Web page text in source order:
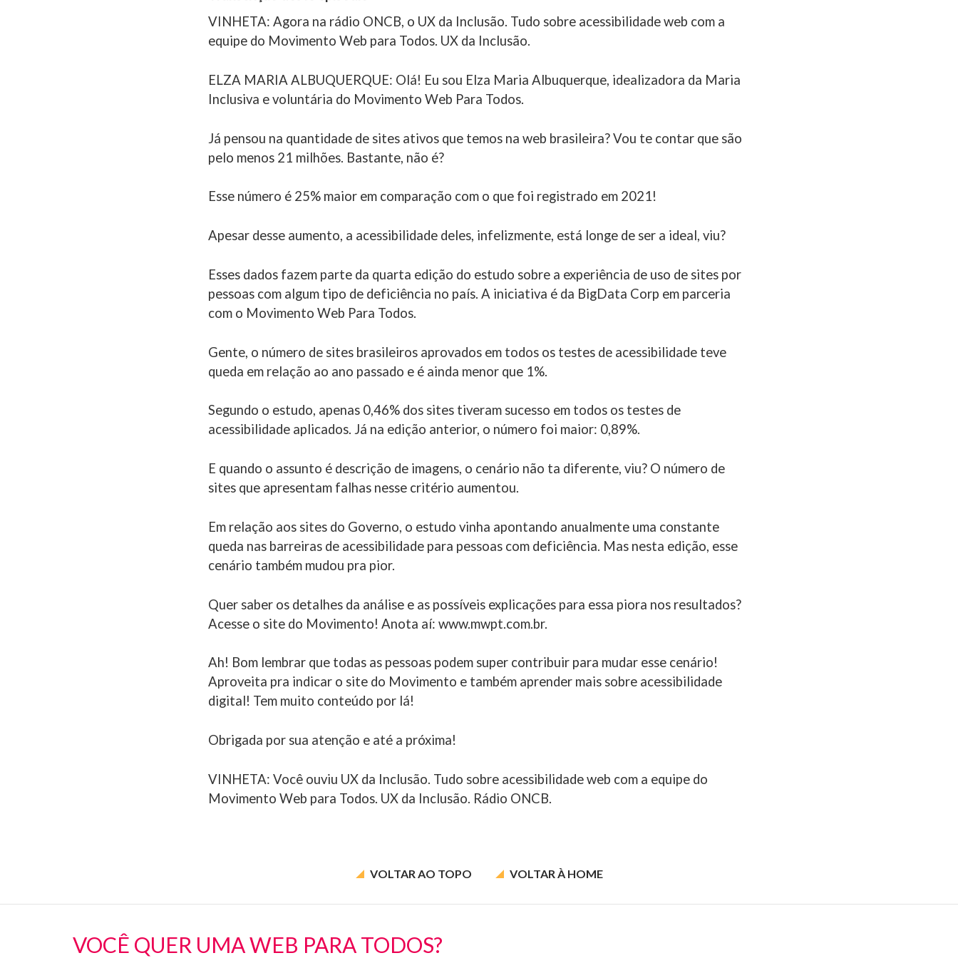
VINHETA: Agora na rádio ONCB, o UX da Inclusão. Tudo sobre acessibilidade web com a
equipe do Movimento Web para Todos. UX da Inclusão.
ELZA MARIA ALBUQUERQUE: Olá! Eu sou Elza Maria Albuquerque, idealizadora da Maria
Inclusiva e voluntária do Movimento Web Para Todos.
Já pensou na quantidade de sites ativos que temos na web brasileira? Vou te contar que são
pelo menos 21 milhões. Bastante, não é?
Esse número é 25% maior em comparação com o que foi registrado em 2021!
Apesar desse aumento, a acessibilidade deles, infelizmente, está longe de ser a ideal, viu?
Esses dados fazem parte da quarta edição do estudo sobre a experiência de uso de sites por
pessoas com algum tipo de deficiência no país. A iniciativa é da BigData Corp em parceria
com o Movimento Web Para Todos.
Gente, o número de sites brasileiros aprovados em todos os testes de acessibilidade teve
queda em relação ao ano passado e é ainda menor que 1%.
Segundo o estudo, apenas 0,46% dos sites tiveram sucesso em todos os testes de
acessibilidade aplicados. Já na edição anterior, o número foi maior: 0,89%.
E quando o assunto é descrição de imagens, o cenário não ta diferente, viu? O número de
sites que apresentam falhas nesse critério aumentou.
Em relação aos sites do Governo, o estudo vinha apontando anualmente uma constante
queda nas barreiras de acessibilidade para pessoas com deficiência. Mas nesta edição, esse
cenário também mudou pra pior.
Quer saber os detalhes da análise e as possíveis explicações para essa piora nos resultados?
Acesse o site do Movimento! Anota aí: www.mwpt.com.br.
Ah! Bom lembrar que todas as pessoas podem super contribuir para mudar esse cenário!
Aproveita pra indicar o site do Movimento e também aprender mais sobre acessibilidade
digital! Tem muito conteúdo por lá!
Obrigada por sua atenção e até a próxima!
VINHETA: Você ouviu UX da Inclusão. Tudo sobre acessibilidade web com a equipe do
Movimento Web para Todos. UX da Inclusão. Rádio ONCB.
VOLTAR AO TOPO VOLTAR À HOME
VOCÊ QUER UMA WEB PARA TODOS?